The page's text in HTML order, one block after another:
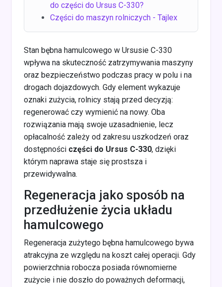
do części do Ursus C-330?
Części do maszyn rolniczych - Tajlex
Stan bębna hamulcowego w Ursusie C-330
wpływa na skuteczność zatrzymywania maszyny
oraz bezpieczeństwo podczas pracy w polu i na
drogach dojazdowych. Gdy element wykazuje
oznaki zużycia, rolnicy stają przed decyzją:
regenerować czy wymienić na nowy. Oba
rozwiązania mają swoje uzasadnienie, lecz
opłacalność zależy od zakresu uszkodzeń oraz
dostępności części do Ursus C-330, dzięki
którym naprawa staje się prostsza i
przewidywalna.
Regeneracja jako sposób na
przedłużenie życia układu
hamulcowego
Regeneracja zużytego bębna hamulcowego bywa
atrakcyjna ze względu na koszt całej operacji. Gdy
powierzchnia robocza posiada równomierne
zużycie i nie doszło do poważnych deformacji,